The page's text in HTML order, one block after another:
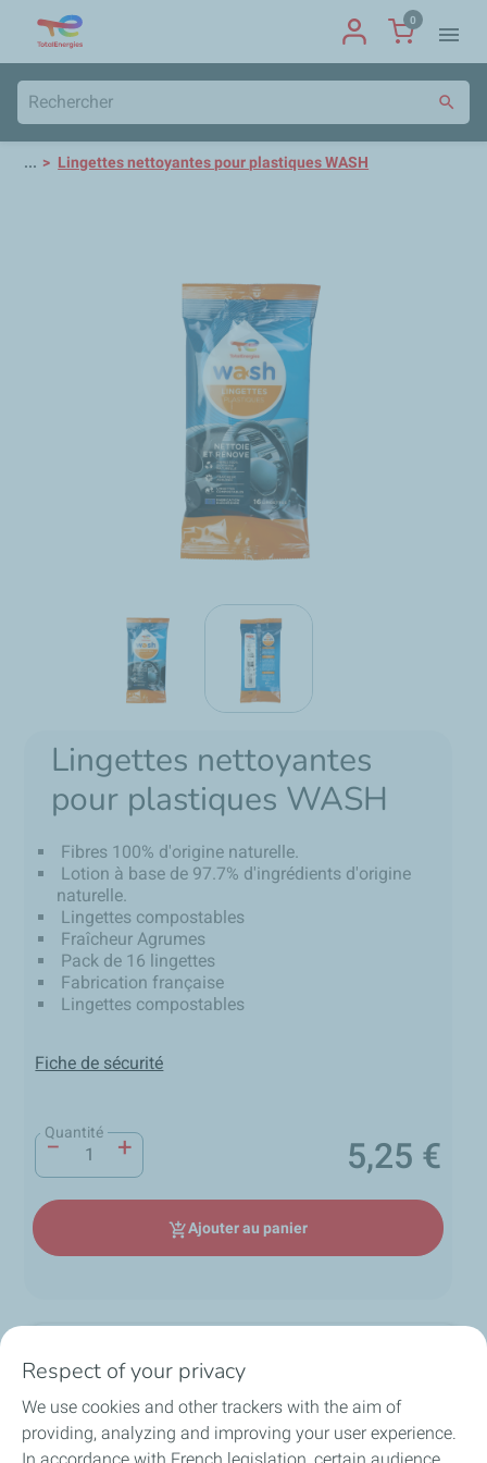
0
menu
search
... Lingettes nettoyantes pour plastiques WASH
Lingettes nettoyantes
pour plastiques WASH
Fibres 100% d'origine naturelle.
Lotion à base de 97.7% d'ingrédients d'origine
naturelle.
Lingettes compostables
Fraîcheur Agrumes
Pack de 16 lingettes
Fabrication française
Lingettes compostables
Fiche de sécurité
Quantité
− + Prix
5,25 €
add_shopping_cartAjouter au panier
Description
Lingettes nettoyantes pour
plastiques Wash
Respect of your privacy
We use cookies and other trackers with the aim of
providing, analyzing and improving your user experience.